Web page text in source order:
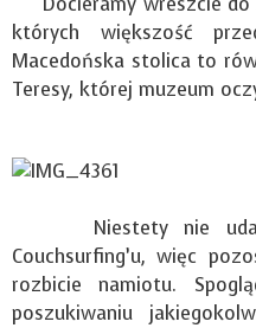
których większość
Macedońska stolica to
Teresy, której muzeum
Niestety nie udaje
Couchsurfing’u, więc
rozbicie namiotu.
poszukiwaniu